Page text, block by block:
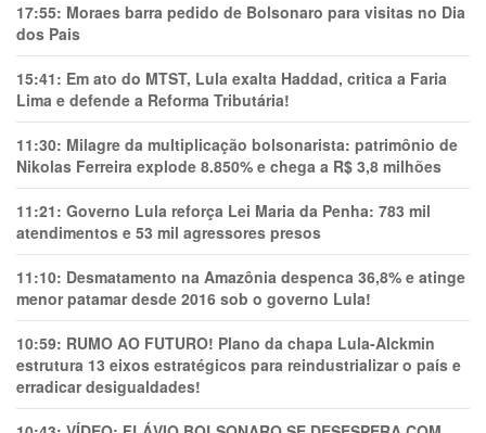
17:55: Moraes barra pedido de Bolsonaro para visitas no Dia
dos Pais
15:41: Em ato do MTST, Lula exalta Haddad, critica a Faria
Lima e defende a Reforma Tributária!
11:30: Milagre da multiplicação bolsonarista: patrimônio de
Nikolas Ferreira explode 8.850% e chega a R$ 3,8 milhões
11:21: Governo Lula reforça Lei Maria da Penha: 783 mil
atendimentos e 53 mil agressores presos
11:10: Desmatamento na Amazônia despenca 36,8% e atinge
menor patamar desde 2016 sob o governo Lula!
10:59: RUMO AO FUTURO! Plano da chapa Lula-Alckmin
estrutura 13 eixos estratégicos para reindustrializar o país e
erradicar desigualdades!